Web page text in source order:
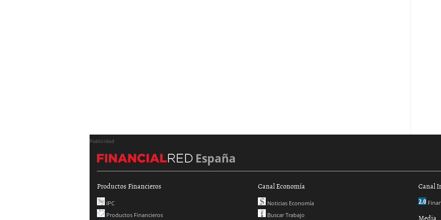
Publicidad
España
Productos Financieros
IPC
Productos Financieros
Canal Economía
Noticias Economía
Buscar Trabajo
Canal